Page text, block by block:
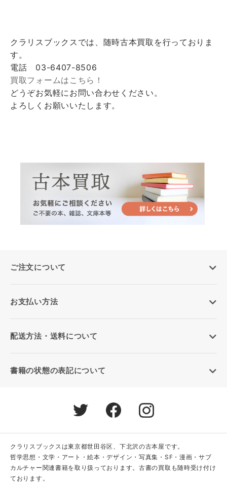
クラリスブックスでは、随時古本買取を行っておりま
す。
電話 03-6407-8506
買取フォームはこちら！
どうぞお気軽にお問い合わせください。
よろしくお願いいたします。
ご注文について
お支払い方法
配送方法・送料について
書籍の状態の表記について
クラリスブックスは東京都世田谷区、下北沢の古本屋です。
哲学思想・文学・アート・絵本・デザイン・写真集・SF・漫画・サブ
カルチャー関連書籍を取り扱っております。古書の買取も随時受け付け
ております。